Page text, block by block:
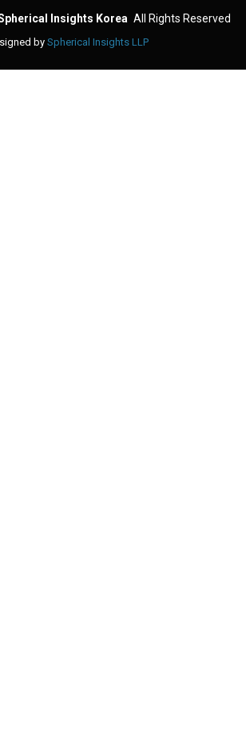
Insights Korea All Rights Reserved
by Spherical Insights LLP